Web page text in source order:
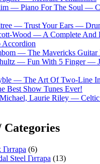
— Piano For The Soul —
— Trust Your Ears —
Wood — A Complete And
Accordion
— The Mavericks Guitar
— Fun With 5 Finger —
— The Art Of Two-Line
Best Show Tunes Ever!
Laurie Riley —
(6)
Steel Гитара (13)